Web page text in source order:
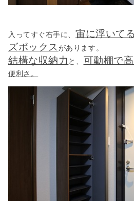
入ってすぐ右手に、宙に浮いて
ズボックスがあります。
結構な収納力 と、 可動棚で
便利さ。